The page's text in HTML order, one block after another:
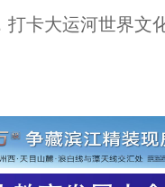
打卡大运河世界文